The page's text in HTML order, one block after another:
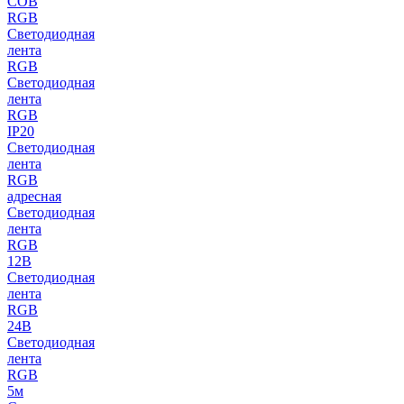
RGB
Светодиодная
лента
RGB
Светодиодная
лента
RGB
IP20
Светодиодная
лента
RGB
адресная
Светодиодная
лента
RGB
12В
Светодиодная
лента
RGB
24В
Светодиодная
лента
RGB
5м